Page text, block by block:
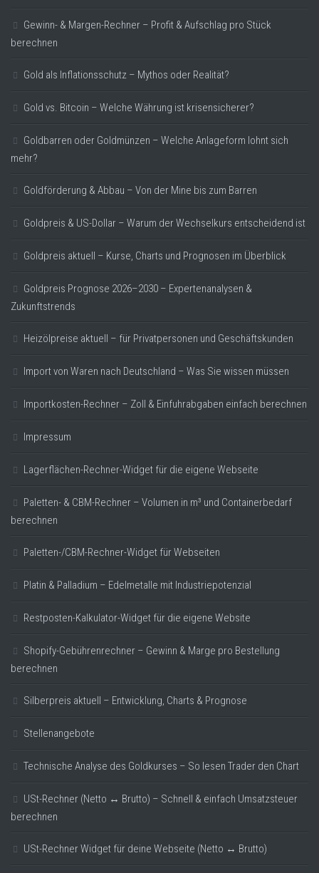
Gewinn- & Margen-Rechner – Profit & Aufschlag pro Stück
berechnen
Gold als Inflationsschutz – Mythos oder Realität?
Gold vs. Bitcoin – Welche Währung ist krisensicherer?
Goldbarren oder Goldmünzen – Welche Anlageform lohnt sich
mehr?
Goldförderung & Abbau – Von der Mine bis zum Barren
Goldpreis & US-Dollar – Warum der Wechselkurs entscheidend ist
Goldpreis aktuell – Kurse, Charts und Prognosen im Überblick
Goldpreis Prognose 2026–2030 – Expertenanalysen &
Zukunftstrends
Heizölpreise aktuell – für Privatpersonen und Geschäftskunden
Import von Waren nach Deutschland – Was Sie wissen müssen
Importkosten-Rechner – Zoll & Einfuhrabgaben einfach berechnen
Impressum
Lagerflächen-Rechner-Widget für die eigene Webseite
Paletten- & CBM-Rechner – Volumen in m³ und Containerbedarf
berechnen
Paletten-/CBM-Rechner-Widget für Webseiten
Platin & Palladium – Edelmetalle mit Industriepotenzial
Restposten-Kalkulator-Widget für die eigene Website
Shopify-Gebührenrechner – Gewinn & Marge pro Bestellung
berechnen
Silberpreis aktuell – Entwicklung, Charts & Prognose
Stellenangebote
Technische Analyse des Goldkurses – So lesen Trader den Chart
USt-Rechner (Netto ↔ Brutto) – Schnell & einfach Umsatzsteuer
berechnen
USt-Rechner Widget für deine Webseite (Netto ↔ Brutto)